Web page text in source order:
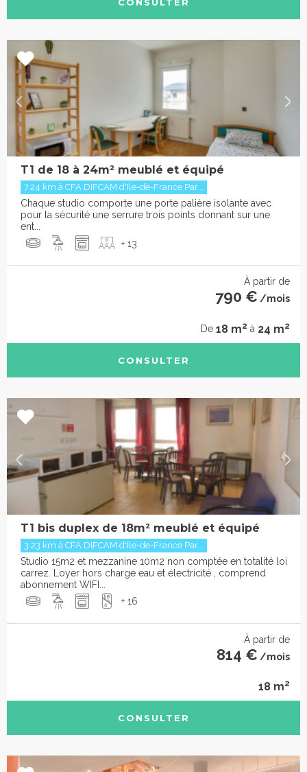
CONSULTER
T1 de 18 à 24m² meublé et équipé
7.24 km à CFA DIFCAM d'Ile-de-France Par...
Chaque studio comporte une porte palière isolante avec
pour la sécurité une serrure trois points donnant sur une
ent...
+ 13
À partir de
790 € /mois
De 18 m2 à 24 m2
CONSULTER
T1 bis duplex de 18m² meublé et équipé
3.23 km à CFA DIFCAM d'Ile-de-France Par...
Studio 15m2 et mezzanine 10m2 non comptée en totalité loi
carrez. Loyer hors charge eau et électricité , comprend
abonnement WIFI...
+ 16
À partir de
814 € /mois
18 m2
CONSULTER